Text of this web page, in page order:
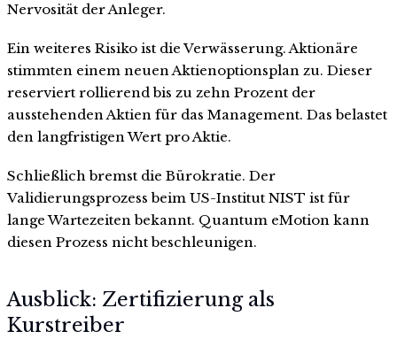
Nervosität der Anleger.
Ein weiteres Risiko ist die Verwässerung. Aktionäre
stimmten einem neuen Aktienoptionsplan zu. Dieser
reserviert rollierend bis zu zehn Prozent der
ausstehenden Aktien für das Management. Das belastet
den langfristigen Wert pro Aktie.
Schließlich bremst die Bürokratie. Der
Validierungsprozess beim US-Institut NIST ist für
lange Wartezeiten bekannt. Quantum eMotion kann
diesen Prozess nicht beschleunigen.
Ausblick: Zertifizierung als
Kurstreiber